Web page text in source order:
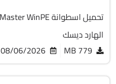
الهارد ديسك
779 MB
08/06/2026